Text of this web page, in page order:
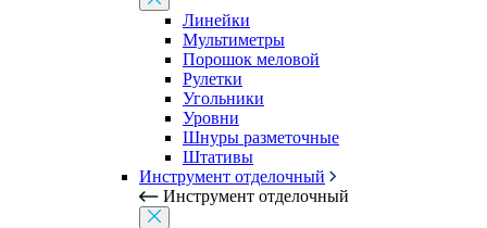
Линейки
Мультиметры
Порошок меловой
Рулетки
Угольники
Уровни
Шнуры разметочные
Штативы
Инструмент отделочный
Инструмент отделочный